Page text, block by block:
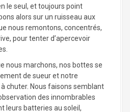
le seul, et toujours point
alors sur un ruisseau aux
nous remontons, concentrés,
pour tenter d’apercevoir
nous marchons, nos bottes se
de sueur et notre
chuter. Nous faisons semblant
des innombrables
leurs batteries au soleil,